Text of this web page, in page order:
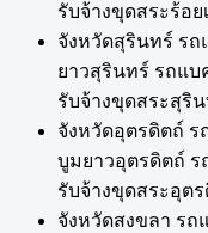
รับจ้างขุดสระร้อ
จังหวัดสุรินทร์ ร
ยาวสุรินทร์ รถแบ
รับจ้างขุดสระสุริ
จังหวัดอุตรดิตถ์
บูมยาวอุตรดิตถ์ ร
รับจ้างขุดสระอุต
จังหวัดสงขลา รถ